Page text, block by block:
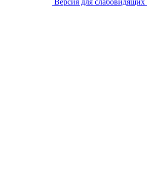
Версия для слабовидящих